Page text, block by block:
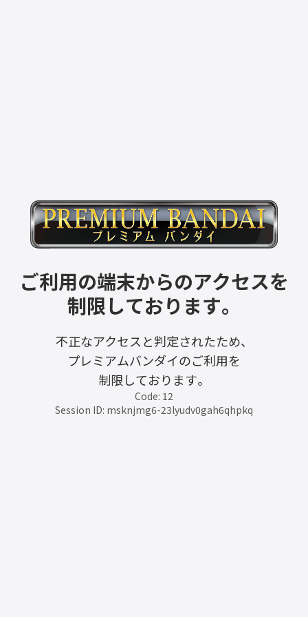
ご利用の端末からのアクセスを
制限しております。
不正なアクセスと判定されたため、
プレミアムバンダイのご利用を
制限しております。
Code: 12
Session ID: msknjmg6-23lyudv0gah6qhpkq